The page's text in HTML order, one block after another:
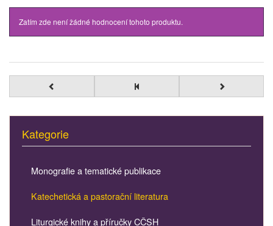
Zatím zde není žádné hodnocení tohoto produktu.
Kategorie
Monografie a tematické publikace
Katechetická a pastorační literatura
Liturgické knihy a příručky CČSH